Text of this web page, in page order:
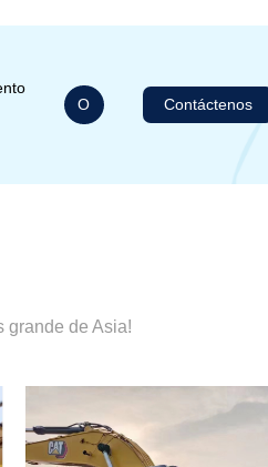
O Contáctenos
grande de Asia!